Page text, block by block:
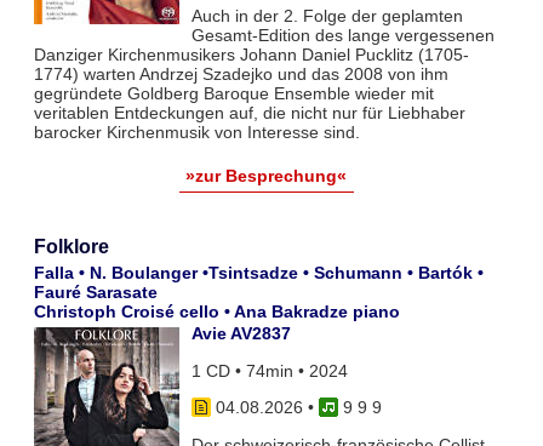
Auch in der 2. Folge der geplamten
Gesamt-Edition des lange vergessenen
Danziger Kirchenmusikers Johann Daniel Pucklitz (1705-
1774) warten Andrzej Szadejko und das 2008 von ihm
gegründete Goldberg Baroque Ensemble wieder mit
veritablen Entdeckungen auf, die nicht nur für Liebhaber
barocker Kirchenmusik von Interesse sind.
»zur Besprechung«
Folklore
Falla • N. Boulanger •Tsintsadze • Schumann • Bartók •
Fauré Sarasate
Christoph Croisé cello • Ana Bakradze piano
Avie AV2837
1 CD • 74min • 2024
04.08.2026 •
9 9 9